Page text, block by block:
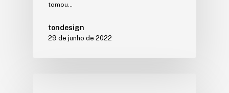
tomou…
tondesign
29 de junho de 2022